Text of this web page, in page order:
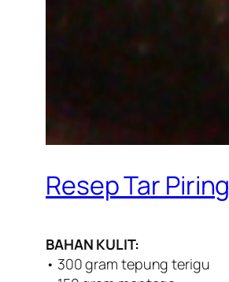
Resep Tar Piring
BAHAN KULIT:
• 300 gram tepung terigu